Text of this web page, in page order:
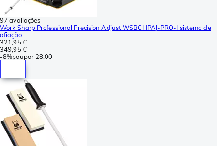
97 avaliações
Work Sharp Professional Precision Adjust WSBCHPAJ-PRO-I sistema de
afiação
321,95 €
349,95 €
-8%poupar 28,00